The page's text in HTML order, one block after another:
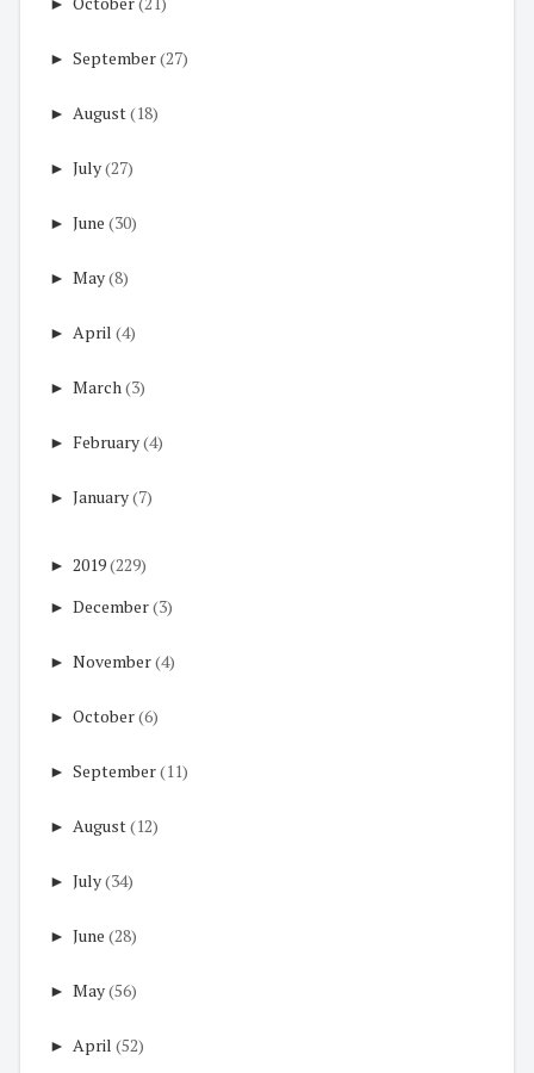
► September(27)
► August(18)
► July(27)
► June (30)
► May(8)
► April (4)
► March(3)
► February(4)
► January(7)
► 2019(229)
► December(3)
► November(4)
► October(6)
► September(11)
► August(12)
► July(34)
► June (28)
► May(56)
► April (52)